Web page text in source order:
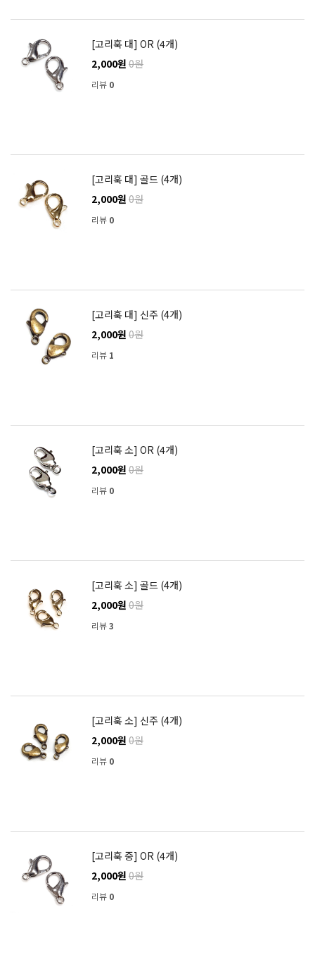
[고리훅 대] OR (4개)
2,000원 0원
리뷰 0
[고리훅 대] 골드 (4개)
2,000원 0원
리뷰 0
[고리훅 대] 신주 (4개)
2,000원 0원
리뷰 1
[고리훅 소] OR (4개)
2,000원 0원
리뷰 0
[고리훅 소] 골드 (4개)
2,000원 0원
리뷰3
[고리훅 소] 신주 (4개)
2,000원 0원
리뷰 0
[고리훅 중] OR (4개)
2,000원 0원
리뷰 0